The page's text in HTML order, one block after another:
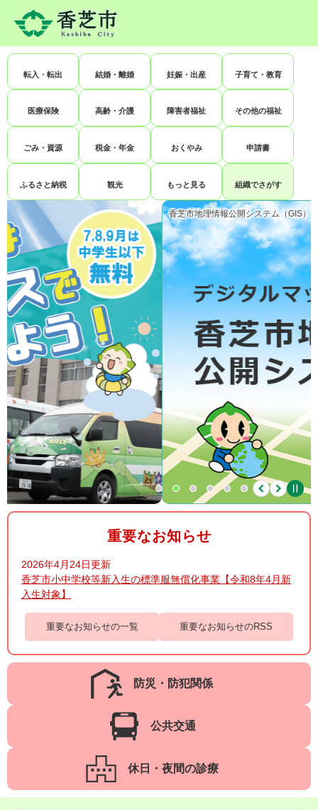
頭
で
。
飛
ば
て
文
へ
本
転入・転出 結婚・離婚 妊娠・出産 子育て・教育
医療保険 高齢・介護 障害者福祉 その他の福祉
ごみ・資源 税金・年金 おくやみ 申請書
ふるさと納税 観光 もっと見る 組織でさがす
香芝市地理情報公開システム（GIS）
重要なお知らせ
2026年4月24日更新
香芝市小中学校等新入生の標準服無償化事業【令和8年4月新
入生対象】
重要なお知らせの一覧 重要なお知らせのRSS
防災・防犯関係
公共交通
休日・夜間の診療